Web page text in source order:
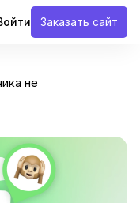
Заказать сайт
не